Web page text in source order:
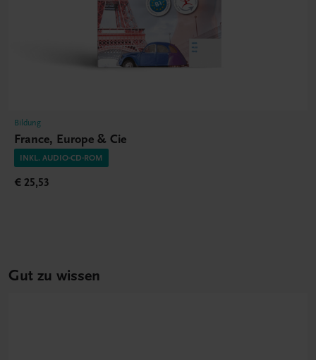
Bildung
France, Europe & Cie
INKL. AUDIO-CD-ROM
€ 25,53
Gut zu wissen